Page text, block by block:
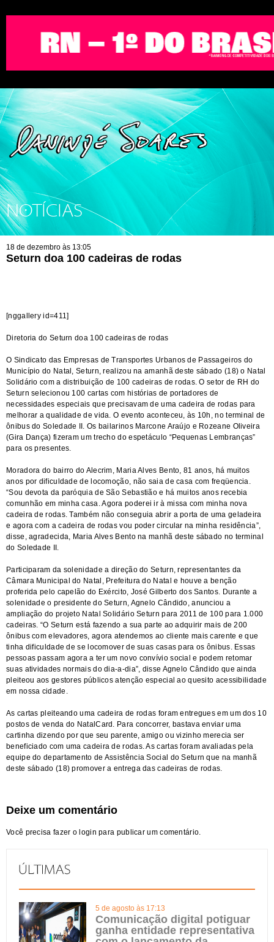
NOTÍCIAS
18 de dezembro às 13:05
Seturn doa 100 cadeiras de rodas
[nggallery id=411]
Diretoria do Seturn doa 100 cadeiras de rodas
O Sindicato das Empresas de Transportes Urbanos de Passageiros do
Município do Natal, Seturn, realizou na amanhã deste sábado (18) o Natal
Solidário com a distribuição de 100 cadeiras de rodas. O setor de RH do
Seturn selecionou 100 cartas com histórias de portadores de
necessidades especiais que precisavam de uma cadeira de rodas para
melhorar a qualidade de vida. O evento aconteceu, às 10h, no terminal de
ônibus do Soledade II. Os bailarinos Marcone Araújo e Rozeane Oliveira
(Gira Dança) fizeram um trecho do espetáculo “Pequenas Lembranças”
para os presentes.
Moradora do bairro do Alecrim, Maria Alves Bento, 81 anos, há muitos
anos por dificuldade de locomoção, não saia de casa com freqüencia.
“Sou devota da paróquia de São Sebastião e há muitos anos recebia
comunhão em minha casa. Agora poderei ir à missa com minha nova
cadeira de rodas. Também não conseguia abrir a porta de uma geladeira
e agora com a cadeira de rodas vou poder circular na minha residência”,
disse, agradecida, Maria Alves Bento na manhã deste sábado no terminal
do Soledade II.
Participaram da solenidade a direção do Seturn, representantes da
Câmara Municipal do Natal, Prefeitura do Natal e houve a benção
proferida pelo capelão do Exército, José Gilberto dos Santos. Durante a
solenidade o presidente do Seturn, Agnelo Cândido, anunciou a
ampliação do projeto Natal Solidário Seturn para 2011 de 100 para 1.000
cadeiras. “O Seturn está fazendo a sua parte ao adquirir mais de 200
ônibus com elevadores, agora atendemos ao cliente mais carente e que
tinha dificuldade de se locomover de suas casas para os ônibus. Essas
pessoas passam agora a ter um novo convívio social e podem retomar
suas atividades normais do dia-a-dia”, disse Agnelo Cândido que ainda
pleiteou aos gestores públicos atenção especial ao quesito acessibilidade
em nossa cidade.
As cartas pleiteando uma cadeira de rodas foram entregues em um dos 10
postos de venda do NatalCard. Para concorrer, bastava enviar uma
cartinha dizendo por que seu parente, amigo ou vizinho merecia ser
beneficiado com uma cadeira de rodas. As cartas foram avaliadas pela
equipe do departamento de Assistência Social do Seturn que na manhã
deste sábado (18) promover a entrega das cadeiras de rodas.
Deixe um comentário
Você precisa fazer o login para publicar um comentário.
5 de agosto às 17:13
Comunicação digital potiguar
ganha entidade representativa